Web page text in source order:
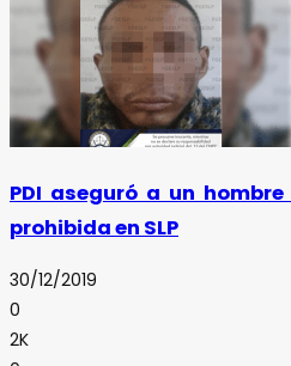
PDI aseguró a un
prohibida en SLP
30/12/2019
0
2K